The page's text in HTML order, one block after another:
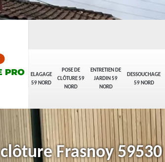
ELAGAGE
59 NORD
POSE DE
CLÔTURE 59
NORD
ENTRETIEN DE
JARDIN 59
NORD
DESSOUCHAGE
59 NORD
Frasnoy 59530